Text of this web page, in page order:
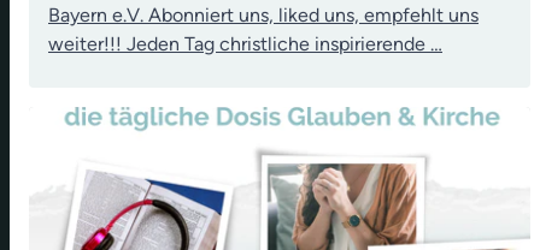
Bayern e.V. Abonniert uns, liked uns, empfehlt uns
weiter!!! Jeden Tag christliche inspirierende …